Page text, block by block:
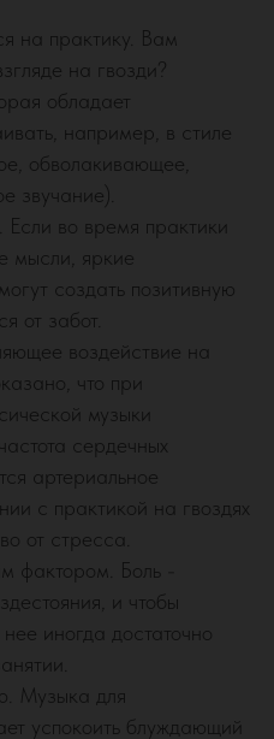
на практику. Вам
на гвозди?
обладает
например, в стиле
обволакивающее,
звучание).
во время практики
мысли, яркие
создать позитивную
от забот.
воздействие на
что при
музыки
сердечных
артериальное
с практикой на гвоздях
от стресса.
фактором. Боль -
и чтобы
иногда достаточно
Музыка для
успокоить блуждающий